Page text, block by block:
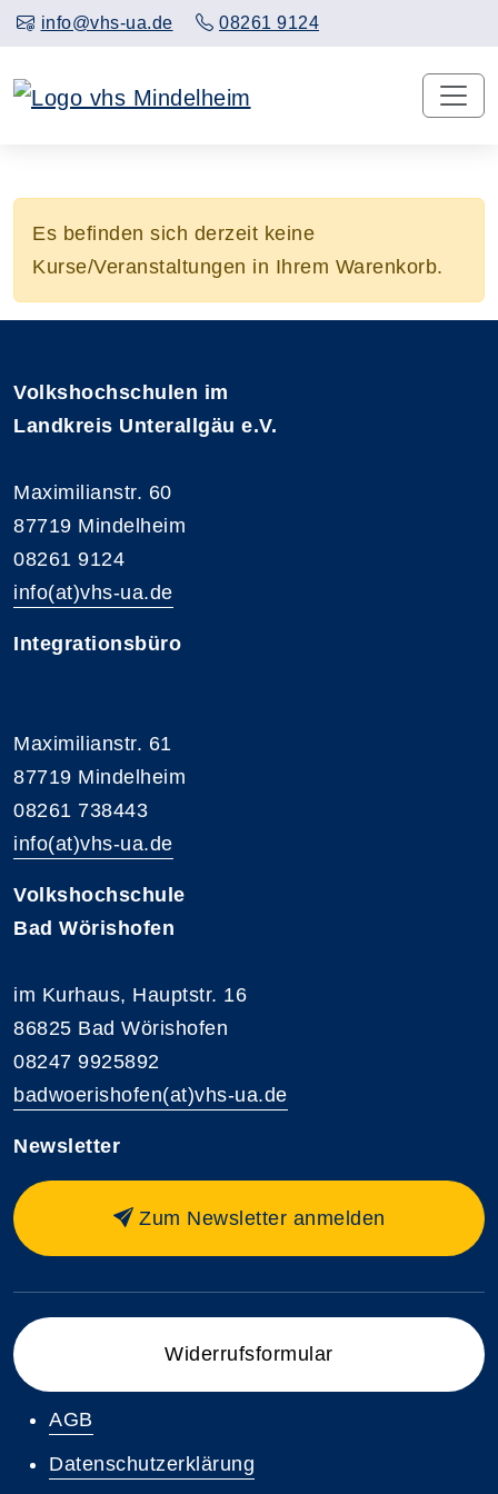
info@vhs-ua.de 08261 9124
Es befinden sich derzeit keine
Kurse/Veranstaltungen in Ihrem Warenkorb.
Volkshochschulen im
Landkreis Unterallgäu e.V.
Maximilianstr. 60
87719 Mindelheim
08261 9124
info(at)vhs-ua.de
Integrationsbüro
Maximilianstr. 61
87719 Mindelheim
08261 738443
info(at)vhs-ua.de
Volkshochschule
Bad Wörishofen
im Kurhaus, Hauptstr. 16
86825 Bad Wörishofen
08247 9925892
badwoerishofen(at)vhs-ua.de
Newsletter
Zum Newsletter anmelden
Widerrufsformular
AGB
Datenschutzerklärung